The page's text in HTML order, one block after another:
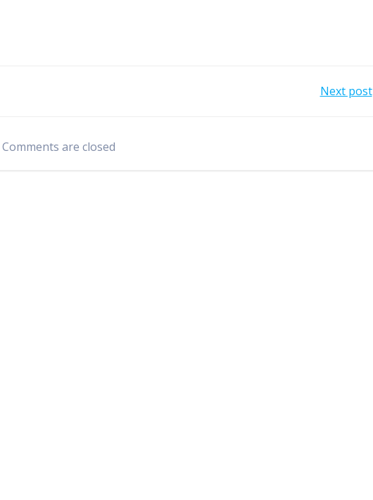
navigatie
Next post
Comments are closed